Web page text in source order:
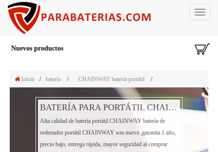
Toggle
Nuevos productos
Inicio / batería / CHAINWAY batería portátil /
BATERÍA PARA PORTÁTIL CHAINWAY BATERÍA
Alta calidad de batería portátil CHAINWAY batería de
ordenador portátil CHAINWAY son nueva ,garantía 1 año,
precio bajo, entrega rápida, mayor seguridad al comprar